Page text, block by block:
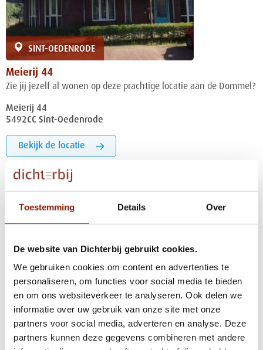
Toestemming Details Over
De website van Dichterbij gebruikt cookies.
We gebruiken cookies om content en advertenties te
personaliseren, om functies voor social media te bieden
en om ons websiteverkeer te analyseren. Ook delen we
informatie over uw gebruik van onze site met onze
partners voor social media, adverteren en analyse. Deze
partners kunnen deze gegevens combineren met andere
SINT-OEDENRODE
Meierij 44
Zie jij jezelf al wonen op deze prachtige locatie aan de Dommel?
Meierij 44
5492CC Sint-Oedenrode
Bekijk de locatie
SINT-OEDENRODE
Meierij A1 en A101
Midden in het centrum én vlak bij de Dommel: hoe mooi kun je